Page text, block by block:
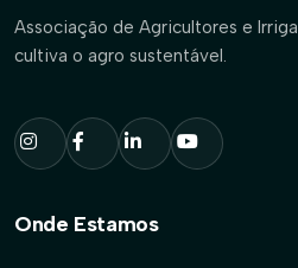
Associação de Agricultores e
cultiva o agro sustentável.
Onde Estamos